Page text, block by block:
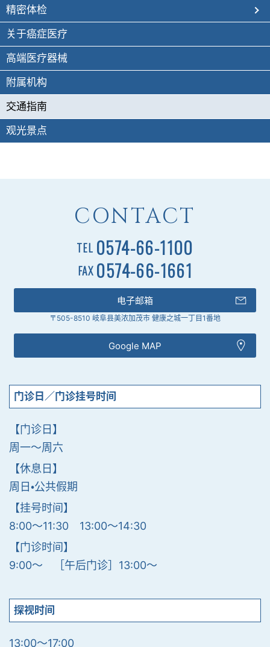
精密体检
关于癌症医疗
高端医疗器械
附属机构
交通指南
观光景点
CONTACT
TEL 0574-66-1100
FAX 0574-66-1661
电子邮箱
〒505-8510 岐阜县美浓加茂市 健康之城一丁目1番地
Google MAP
门诊日／门诊挂号时间
【门诊日】
周一〜周六
【休息日】
周日・公共假期
【挂号时间】
8:00〜11:30 13:00〜14:30
【门诊时间】
9:00〜 ［午后门诊］13:00〜
探视时间
13:00～17:00